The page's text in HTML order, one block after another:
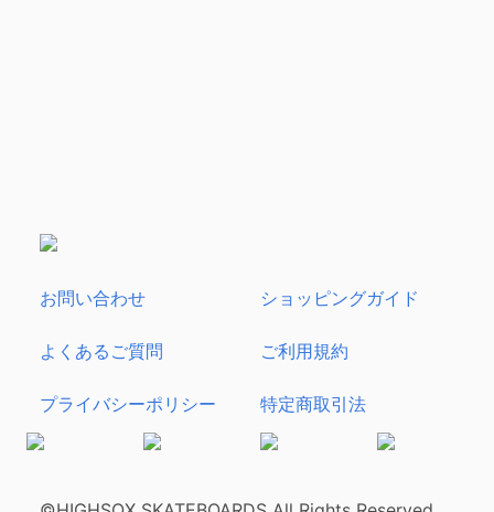
お問い合わせ ショッピングガイド
よくあるご質問 ご利用規約
プライバシーポリシー 特定商取引法